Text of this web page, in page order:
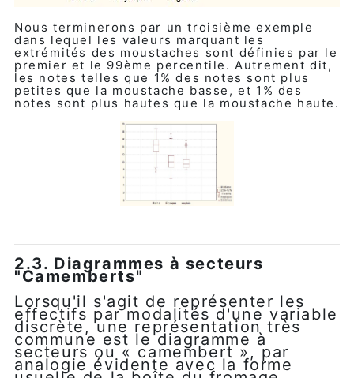
Nous terminerons par un troisième exemple
dans lequel les valeurs marquant les
extrémités des moustaches sont définies par le
premier et le 99ème percentile. Autrement dit,
les notes telles que 1% des notes sont plus
petites que la moustache basse, et 1% des
notes sont plus hautes que la moustache haute.
2.3. Diagrammes à secteurs
"Camemberts"
Lorsqu'il s'agit de représenter les
effectifs par modalités d'une variable
discrète, une représentation très
commune est le diagramme à
secteurs ou « camembert », par
analogie évidente avec la forme